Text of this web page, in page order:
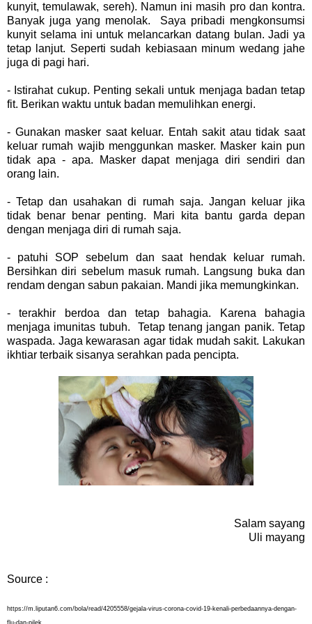
kunyit, temulawak, sereh). Namun ini masih pro dan kontra.
Banyak juga yang menolak. Saya pribadi mengkonsumsi
kunyit selama ini untuk melancarkan datang bulan. Jadi ya
tetap lanjut. Seperti sudah kebiasaan minum wedang jahe
juga di pagi hari.
- Istirahat cukup. Penting sekali untuk menjaga badan tetap
fit. Berikan waktu untuk badan memulihkan energi.
- Gunakan masker saat keluar. Entah sakit atau tidak saat
keluar rumah wajib menggunkan masker. Masker kain pun
tidak apa - apa. Masker dapat menjaga diri sendiri dan
orang lain.
- Tetap dan usahakan di rumah saja. Jangan keluar jika
tidak benar benar penting. Mari kita bantu garda depan
dengan menjaga diri di rumah saja.
- patuhi SOP sebelum dan saat hendak keluar rumah.
Bersihkan diri sebelum masuk rumah. Langsung buka dan
rendam dengan sabun pakaian. Mandi jika memungkinkan.
- terakhir berdoa dan tetap bahagia. Karena bahagia
menjaga imunitas tubuh. Tetap tenang jangan panik. Tetap
waspada. Jaga kewarasan agar tidak mudah sakit. Lakukan
ikhtiar terbaik sisanya serahkan pada pencipta.
Salam sayang
Uli mayang
Source :
https://m.liputan6.com/bola/read/4205558/gejala-virus-corona-covid-19-kenali-perbedaannya-dengan-